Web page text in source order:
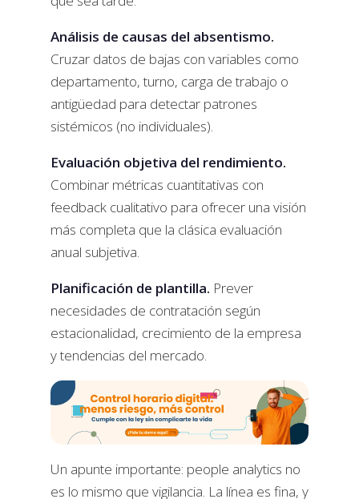
Análisis de causas del absentismo.
Cruzar datos de bajas con variables como
departamento, turno, carga de trabajo o
antigüedad para detectar patrones
sistémicos (no individuales).
Evaluación objetiva del rendimiento.
Combinar métricas cuantitativas con
feedback cualitativo para ofrecer una visión
más completa que la clásica evaluación
anual subjetiva.
Planificación de plantilla. Prever
necesidades de contratación según
estacionalidad, crecimiento de la empresa
y tendencias del mercado.
Un apunte importante: people analytics no
es lo mismo que vigilancia. La línea es fina, y